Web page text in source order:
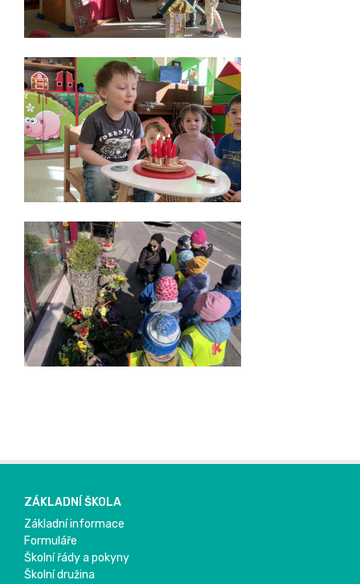
ZÁKLADNÍ ŠKOLA
Základní informace
Formuláře
Školní řády a pokyny
Školní družina